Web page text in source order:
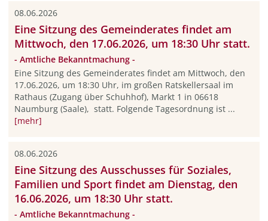
08.06.2026
Eine Sitzung des Gemeinderates findet am
Mittwoch, den 17.06.2026, um 18:30 Uhr statt.
- Amtliche Bekanntmachung -
Eine Sitzung des Gemeinderates findet am Mittwoch, den
17.06.2026, um 18:30 Uhr, im großen Ratskellersaal im
Rathaus (Zugang über Schuhhof), Markt 1 in 06618
Naumburg (Saale), statt. Folgende Tagesordnung ist ...
[mehr]
08.06.2026
Eine Sitzung des Ausschusses für Soziales,
Familien und Sport findet am Dienstag, den
16.06.2026, um 18:30 Uhr statt.
- Amtliche Bekanntmachung -